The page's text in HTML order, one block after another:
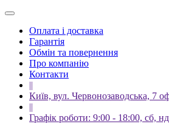
Оплата і доставка
Гарантія
Обмін та повернення
Про компанію
Контакти
||
Київ, вул. Червонозаводська, 7
||
Графік роботи: 9:00 - 18:00, сб,